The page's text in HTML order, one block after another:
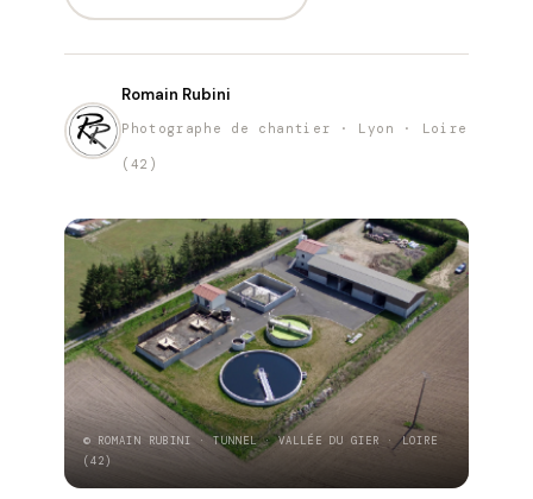
Romain Rubini
Photographe de chantier · Lyon · Loire
(42)
© ROMAIN RUBINI · TUNNEL · VALLÉE DU GIER · LOIRE
(42)